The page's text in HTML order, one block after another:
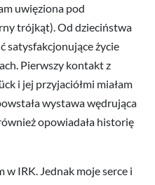
uwięziona pod
trójkąt). Od dzieciństwa
satysfakcjonujące życie
Pierwszy kontakt z
i jej przyjaciółmi miałam
wystawa wędrująca
opowiadała historię
IRK. Jednak moje serce i